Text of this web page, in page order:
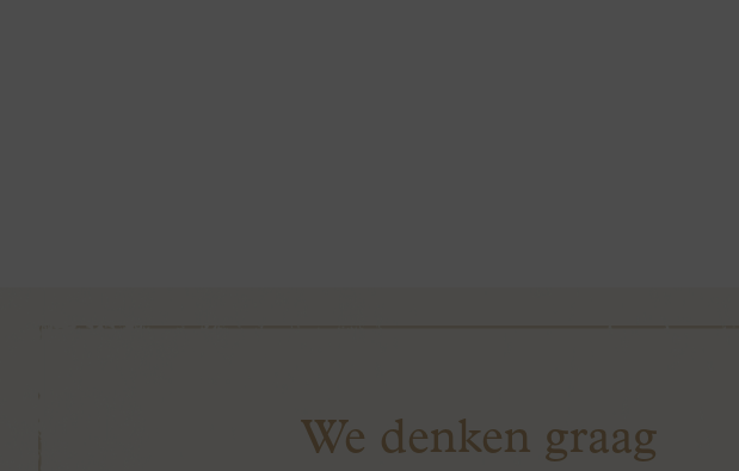
We denken graag